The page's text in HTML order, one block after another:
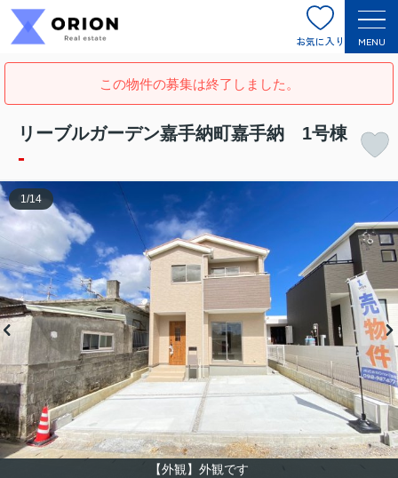
お気に入り MENU
この物件の募集は終了しました。
リーブルガーデン嘉手納町嘉手納 1号棟
-
【外観】外観です
1/14